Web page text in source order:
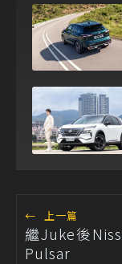
← 上一篇
繼Juke後
Pulsar